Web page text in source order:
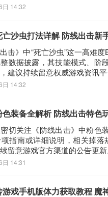
日 14:32
亡沙虫打法详解 防线出击新
击》中“死亡沙虫”这一高难
数据披露，其技能模式、阶
建议持续留意权威游戏资讯
日 14:32
色装备全解析 防线出击特色
切关注《防线出击》中粉色
指南或详细说明，相关掉
留意游戏官方渠道的公告更
14:31
游戏手机版体力获取教程 魔